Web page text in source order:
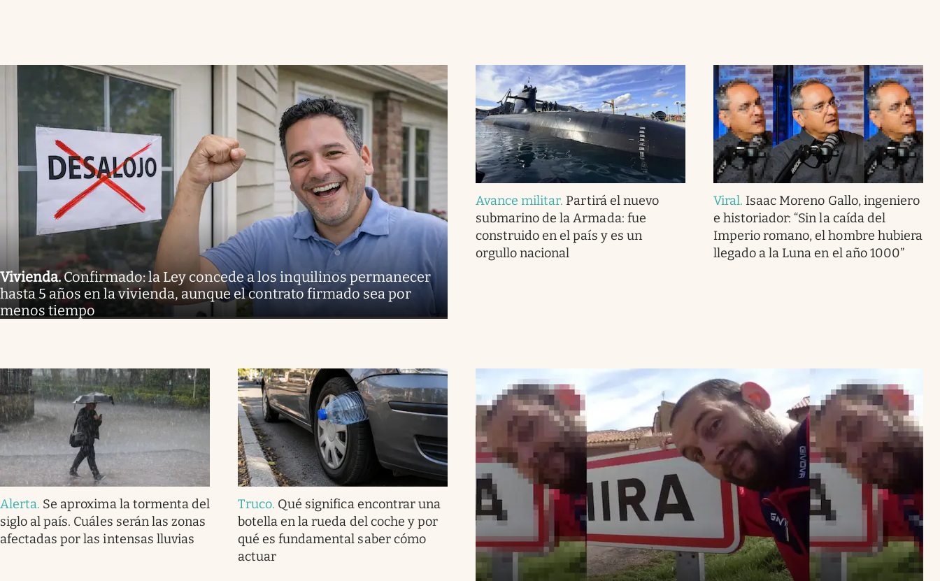
Vivienda.Confirmado: la Ley concede a los inquilinos permanecer
hasta 5 años en la vivienda, aunque el contrato firmado sea por
menos tiempo
Avance militar. Partirá el nuevo
submarino de la Armada: fue
construido en el país y es un
orgullo nacional
Viral. Isaac Moreno Gallo, ingeniero
e historiador: “Sin la caída del
Imperio romano, el hombre hubiera
llegado a la Luna en el año 1000”
Alerta. Se aproxima la tormenta del
siglo al país. Cuáles serán las zonas
afectadas por las intensas lluvias
Truco. Qué significa encontrar una
botella en la rueda del coche y por
qué es fundamental saber cómo
actuar